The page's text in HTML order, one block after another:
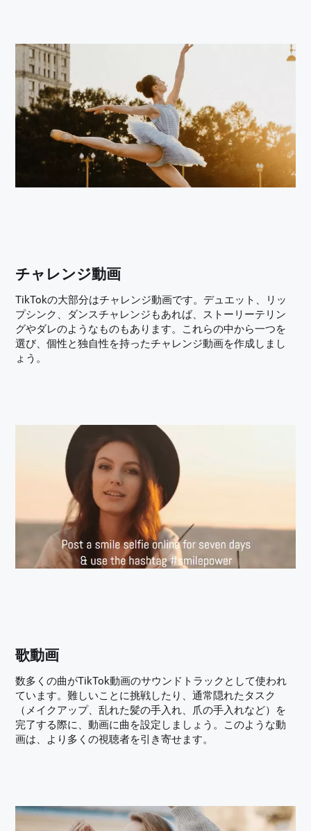
チャレンジ動画
TikTokの大部分はチャレンジ動画です。デュエット、リッ
プシンク、ダンスチャレンジもあれば、ストーリーテリン
グやダレのようなものもあります。これらの中から一つを
選び、個性と独自性を持ったチャレンジ動画を作成しまし
ょう。
歌動画
数多くの曲がTikTok動画のサウンドトラックとして使われ
ています。難しいことに挑戦したり、通常隠れたタスク
（メイクアップ、乱れた髪の手入れ、爪の手入れなど）を
完了する際に、動画に曲を設定しましょう。このような動
画は、より多くの視聴者を引き寄せます。